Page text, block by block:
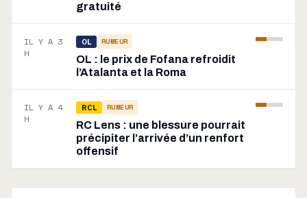
gratuité
IL Y A 3
H
OL RUMEUR
OL : le prix de Fofana refroidit
l’Atalanta et la Roma
IL Y A 4
H
RCL RUMEUR
RC Lens : une blessure pourrait
précipiter l’arrivée d’un renfort
offensif